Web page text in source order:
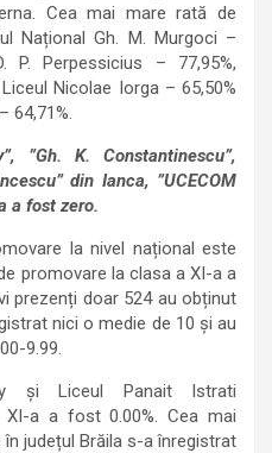
Cea mai mare rată de
Național Gh. M. Murgoci –
P. Perpessicius – 77,95%,
Nicolae Iorga – 65,50%
64,71%.
”Gh. K. Constantinescu”,
din Ianca, ”UCECOM
a fost zero.
la nivel național este
promovare la clasa a XI-a a
prezenți doar 524 au obținut
nici o medie de 10 și au
9.99.
și Liceul Panait Istrati
a a fost 0.00%. Cea mai
județul Brăila s-a înregistrat